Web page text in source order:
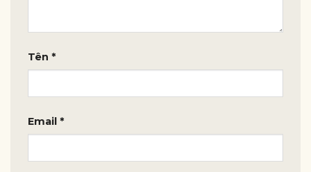
Tên *
Email *